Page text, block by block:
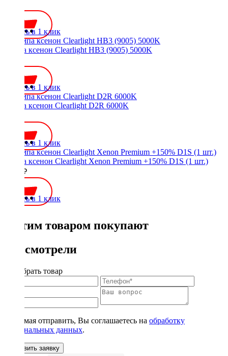
Купить в 1 клик
Лампа ксенон Clearlight HB3 (9005) 5000K
Купить в 1 клик
Лампа ксенон Clearlight D2R 6000K
Купить в 1 клик
Лампа ксенон Clearlight Xenon Premium +150% D1S (1 шт.)
2000 ₽
Купить в 1 клик
С этим товаром покупают
Вы смотрели
Подобрать товар
Нажимая отправить, Вы соглашаетесь на обработку
персональных данных.
Оставить заявку